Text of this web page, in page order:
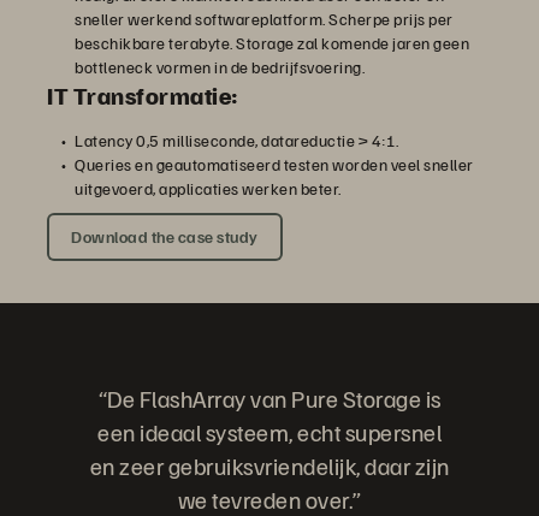
sneller werkend softwareplatform. Scherpe prijs per
beschikbare terabyte. Storage zal komende jaren geen
bottleneck vormen in de bedrijfsvoering.
IT Transformatie:
Latency 0,5 milliseconde, datareductie > 4:1.
Queries en geautomatiseerd testen worden veel sneller
uitgevoerd, applicaties werken beter.
Download the case study
“De FlashArray van Pure Storage is
een ideaal systeem, echt supersnel
en zeer gebruiksvriendelijk, daar zijn
we tevreden over.”